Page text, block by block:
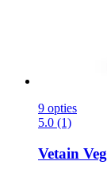
9 opties
5.0 (1)
Vetain